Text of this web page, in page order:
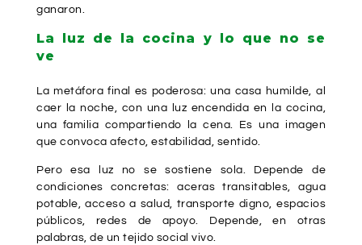
ganaron.
La luz de la cocina y lo que no se
ve
La metáfora final es poderosa: una casa humilde, al
caer la noche, con una luz encendida en la cocina,
una familia compartiendo la cena. Es una imagen
que convoca afecto, estabilidad, sentido.
Pero esa luz no se sostiene sola. Depende de
condiciones concretas: aceras transitables, agua
potable, acceso a salud, transporte digno, espacios
públicos, redes de apoyo. Depende, en otras
palabras, de un tejido social vivo.